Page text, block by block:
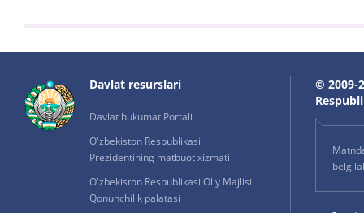
Davlat resurslari
Davlat hukumat Portali
O'zbekiston Respublikasi
Prezidentining matbuot xizmati
O'zbekiston Respublikasi Oliy Majlisi
Qonunchilik palatasi
© 2009-